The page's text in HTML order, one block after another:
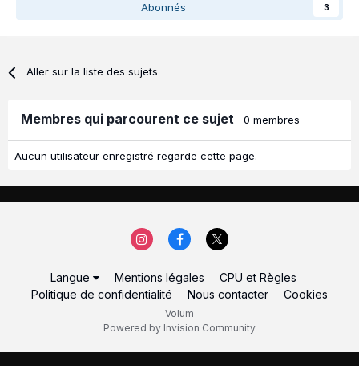
Abonnés 3
Aller sur la liste des sujets
Membres qui parcourent ce sujet 0 membres
Aucun utilisateur enregistré regarde cette page.
Langue Mentions légales
CPU et Règles
Politique de confidentialité
Nous contacter Cookies
Volum
Powered by Invision Community